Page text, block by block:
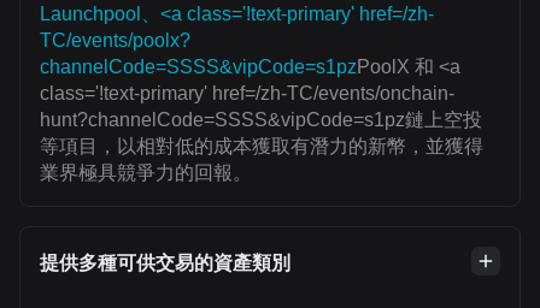
Launchpool、<a class='!text-primary' href=/zh-
TC/events/poolx?
channelCode=SSSS&vipCode=s1pzPoolX 和 <a
class='!text-primary' href=/zh-TC/events/onchain-
hunt?channelCode=SSSS&vipCode=s1pz鏈上空投
等項目，以相對低的成本獲取有潛力的新幣，並獲得
業界極具競爭力的回報。
提供多種可供交易的資產類別